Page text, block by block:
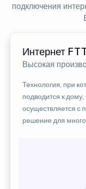
подключения
Интернет
Высокая
Технология, при
подводится к
осуществляется с
решение для